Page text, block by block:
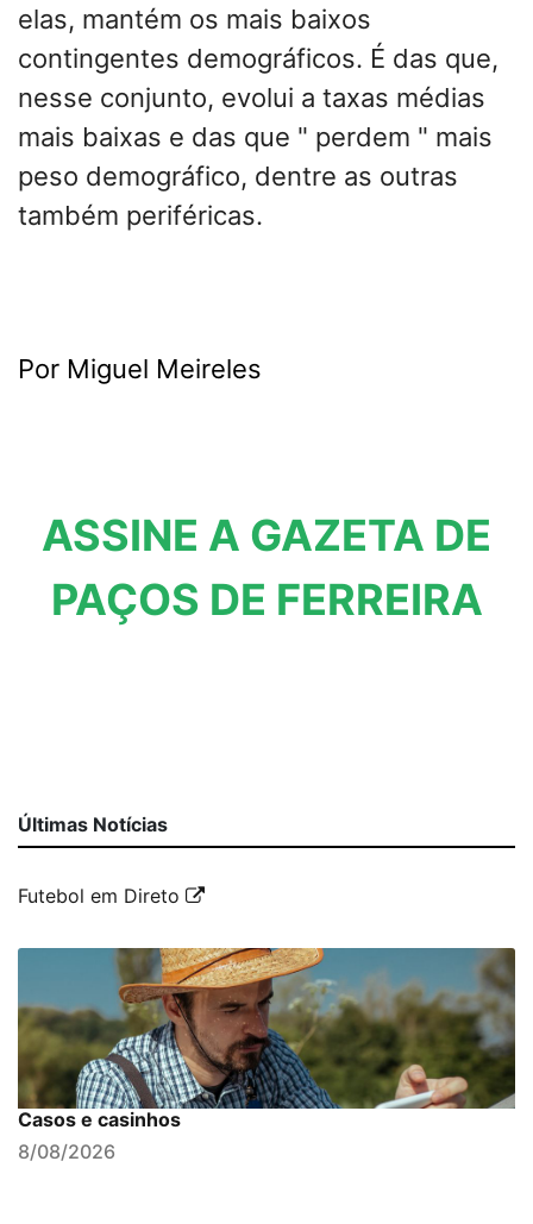
elas, mantém os mais baixos
contingentes demográficos. É das que,
nesse conjunto, evolui a taxas médias
mais baixas e das que " perdem " mais
peso demográfico, dentre as outras
também periféricas.
Por Miguel Meireles
ASSINE A GAZETA DE
PAÇOS DE FERREIRA
Últimas Notícias
Futebol em Direto
Casos e casinhos
8/08/2026